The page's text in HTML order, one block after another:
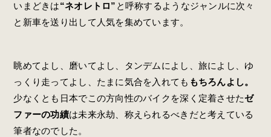
いまどきは“ネオレトロ” と呼称するようなジャンルに次々
と新車を送り出して人気を集めています。
眺めてよし、磨いてよし、タンデムによし、旅によし、ゆ
っくり走ってよし、たまに気合を入れても もちろんよし。
少なくとも日本でこの方向性のバイクを深く定着させたゼ
ファーの功績は未来永劫、称えられるべきだと考えている
筆者なのでした。